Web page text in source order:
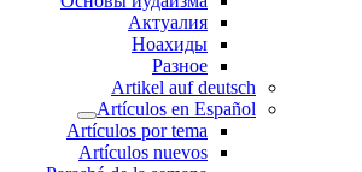
Актуалия
Ноахиды
Разное
Artikel auf deutsch
Artículos en Español
Artículos por tema
Artículos nuevos